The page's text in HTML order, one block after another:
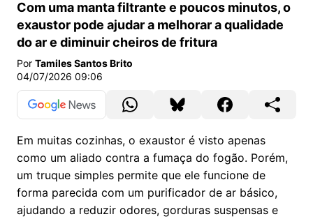
Com uma manta filtrante e poucos minutos, o
exaustor pode ajudar a melhorar a qualidade
do ar e diminuir cheiros de fritura
Por Tamiles Santos Brito
04/07/2026 09:06
Em muitas cozinhas, o exaustor é visto apenas
como um aliado contra a fumaça do fogão. Porém,
um truque simples permite que ele funcione de
forma parecida com um purificador de ar básico,
ajudando a reduzir odores, gorduras suspensas e